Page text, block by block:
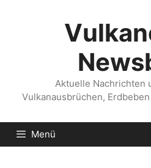
Aktuelle Nachrichten
Vulkanausbrüchen,
Menü